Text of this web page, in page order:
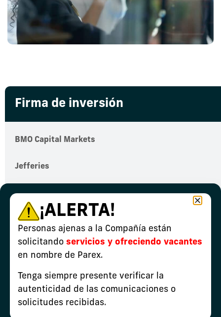
Firma de inversión
BMO Capital Markets
Jefferies
Peters & Co.
RBC Capital Markets
ROTH Capital
Scotiabank
¡ALERTA!
Personas ajenas a la Compañía están
solicitando servicios y ofreciendo vacantes
en nombre de Parex.
Tenga siempre presente verificar la
autenticidad de las comunicaciones o
solicitudes recibidas.